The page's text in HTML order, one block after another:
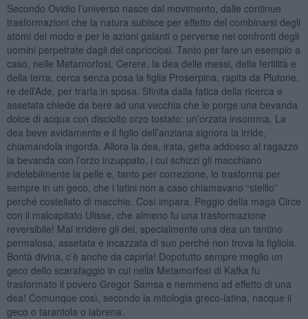
Secondo Ovidio l’universo nasce dal movimento, dalle continue
trasformazioni che la natura subisce per effetto del combinarsi degli
atomi del modo e per le azioni galanti o perverse nei confronti degli
uomini perpetrate dagli dei capricciosi. Tanto per fare un esempio a
caso, nelle Metamorfosi, Cerere, la dea delle messi, della fertilità e
della terra, cerca senza posa la figlia Proserpina, rapita da Plutone,
re dell’Ade, per trarla in sposa. Sfinita dalla fatica della ricerca e
assetata chiede da bere ad una vecchia che le porge una bevanda
dolce di acqua con disciolto orzo tostato: un’orzata insomma. La
dea beve avidamente e il figlio dell’anziana signora la irride,
chiamandola ingorda. Allora la dea, irata, getta addosso al ragazzo
la bevanda con l’orzo inzuppato, i cui schizzi gli macchiano
indelebilmente la pelle e, tanto per correzione, lo trasforma per
sempre in un geco, che i latini non a caso chiamavano “stellio”
perché costellato di macchie. Così impara. Peggio della maga Circe
con il malcapitato Ulisse, che almeno fu una trasformazione
reversibile! Mai irridere gli dei, specialmente una dea un tantino
permalosa, assetata e incazzata di suo perché non trova la figliola.
Bontà divina, c’è anche da capirla! Dopotutto sempre meglio un
geco dello scarafaggio in cui nella Metamorfosi di Kafka fu
trasformato il povero Gregor Samsa e nemmeno ad effetto di una
dea! Comunque così, secondo la mitologia greco-latina, nacque il
geco o tarantola o labrena.